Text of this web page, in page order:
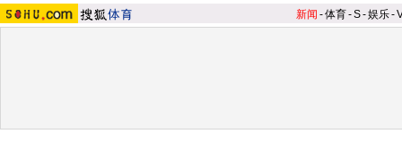
新闻 -体育-S-娱乐-